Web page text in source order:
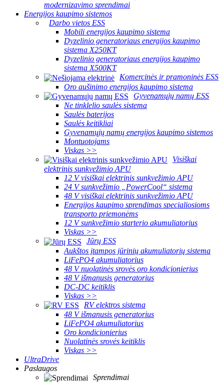
modernizavimo sprendimai
Energijos kaupimo sistemos
Darbo vietos ESS
Mobili energijos kaupimo sistema
Dyzelinio generatoriaus energijos kaupimo
sistema X250KT
Dyzelinio generatoriaus energijos kaupimo
sistema X500KT
Komercinės ir pramoninės ESS
Oro aušinimo energijos kaupimo sistema
Gyvenamųjų namų ESS
Ne tinklelio saulės sistema
Saulės baterijos
Saulės keitikliai
Gyvenamųjų namų energijos kaupimo sistemos
Montuotojams
Viskas >>
Visiškai
elektrinis sunkvežimio APU
12 V visiškai elektrinis sunkvežimio APU
24 V sunkvežimio „PowerCool“ sistema
48 V visiškai elektrinis sunkvežimio APU
Energijos kaupimo sprendimas specialiosioms
transporto priemonėms
12 V sunkvežimio starterio akumuliatorius
Viskas >>
Jūrų ESS
Aukštos įtampos jūrinių akumuliatorių sistema
LiFePO4 akumuliatorius
48 V nuolatinės srovės oro kondicionierius
48 V išmanusis generatorius
DC-DC keitiklis
Viskas >>
RV elektros sistema
48 V išmanusis generatorius
LiFePO4 akumuliatorius
Oro kondicionierius
Nuolatinės srovės keitiklis
Viskas >>
UltraDrive
Paslaugos
Sprendimai